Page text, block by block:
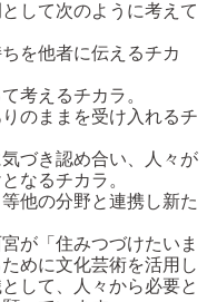
して次のように考えて
を他者に伝えるチカ
考えるチカラ。
のままを受け入れるチ
づき認め合い、人々が
なるチカラ。
他の分野と連携し新た
が「住みつづけたいま
めに文化芸術を活用し
して、人々から必要と